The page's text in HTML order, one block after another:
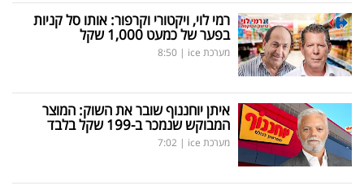
רמי לוי, ויקטורי וקרפור: אותו סל קניות
בפער של כמעט 1,000 שקל
מערכת ice |
8:50
איתן יוחננוף שובר את השוק: המוצר
המבוקש שנמכר ב-199 שקל בלבד
מערכת ice |
7:02